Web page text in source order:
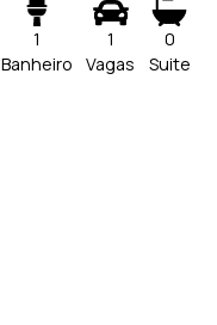
1
Banheiro
1
Vagas
0
Suite